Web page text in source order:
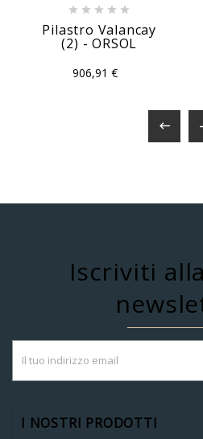
    
Pilastro Valancay
(2) - ORSOL
906,91 €

Iscriviti
I NOSTRI PRODOTTI